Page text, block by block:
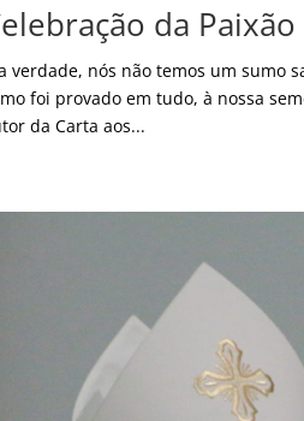
da
verdade, nós não temos um sumo
foi provado em tudo, à nossa
da Carta aos...